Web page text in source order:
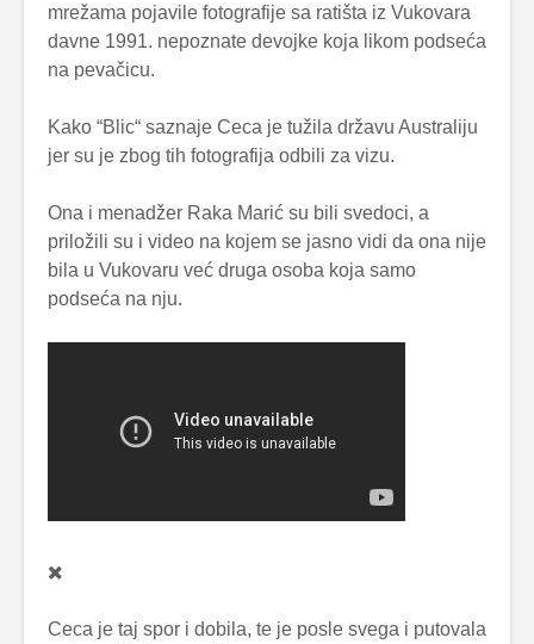
mrežama pojavile fotografije sa ratišta iz Vukovara
davne 1991. nepoznate devojke koja likom podseća
na pevačicu.
Kako “Blic“ saznaje Ceca je tužila državu Australiju
jer su je zbog tih fotografija odbili za vizu.
Ona i menadžer Raka Marić su bili svedoci, a
priložili su i video na kojem se jasno vidi da ona nije
bila u Vukovaru već druga osoba koja samo
podseća na nju.
Ceca je taj spor i dobila, te je posle svega i putovala